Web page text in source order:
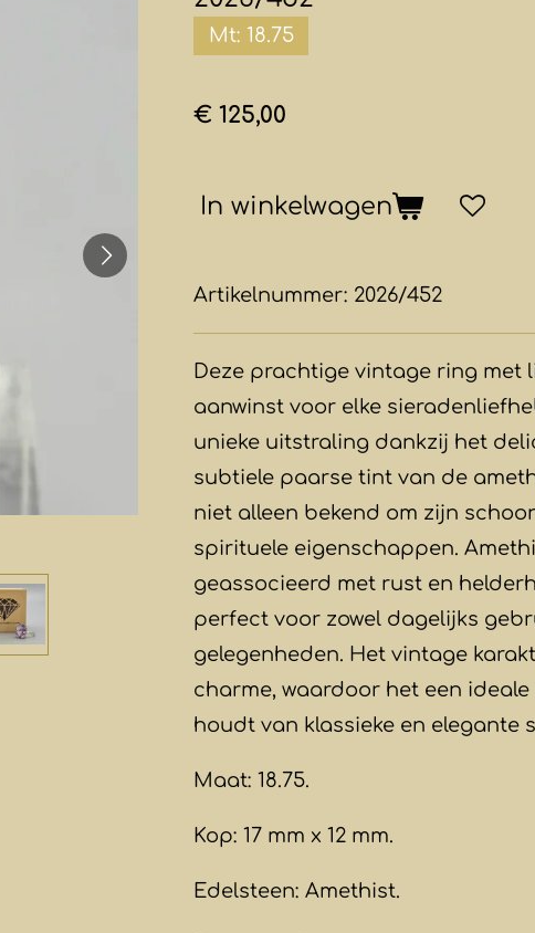
Mt: 18.75
€ 125,00
In winkelwagen
Artikelnummer: 2026/452
Deze prachtige vintage ring met
aanwinst voor elke
unieke uitstraling dankzij het
subtiele paarse tint van de
niet alleen bekend om zijn
spirituele eigenschappen.
geassocieerd met rust en
perfect voor zowel dagelijks
gelegenheden. Het vintage
charme, waardoor het een
houdt van klassieke en elegante
Maat: 18.75.
Kop: 17 mm x 12 mm.
Edelsteen: Amethist.